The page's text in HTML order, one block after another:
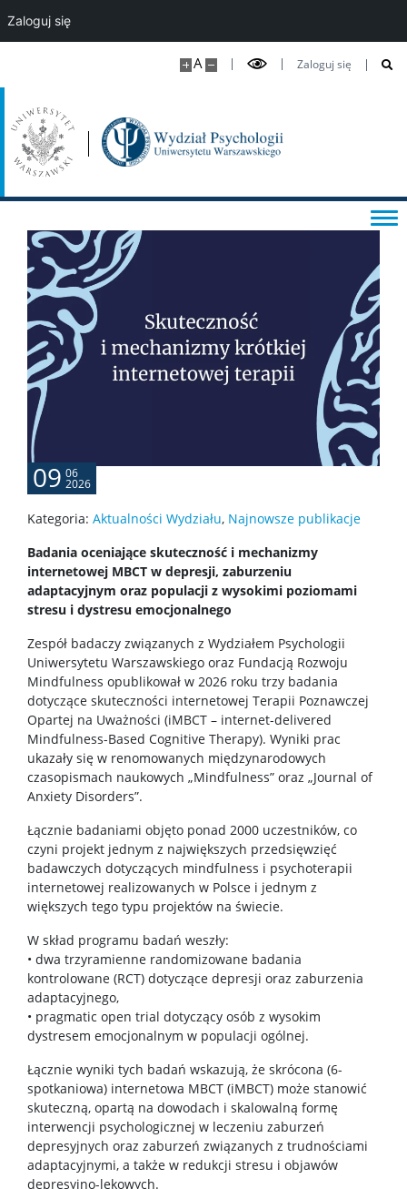
A Zaloguj się
DLA DOKTORANTÓW
Biblioteka
Studia doktorskie w “starym trybie”
Kształcenie doktorantów w “nowym trybie”
DLA PRACOWNIKÓW
NAUKA NA WYDZIALE
Laboratoria wydziałowe
Centrum Diagnozy i Terapii
Centrum Psychologii Dzieci i Młodzieży
Centrum Zastosowań Psychologii
Laboratorium “Niemowlęta”
Laboratorium Psychologii Zwierząt
MRI
MultiLab
Projekty badawcze
Zespoły badawcze
Narzędzia do popularyzacji i komunikacji nauki
Poradniki
09 06
2026
Kategoria: Aktualności Wydziału, Najnowsze publikacje
Badania oceniające skuteczność i mechanizmy
internetowej MBCT w depresji, zaburzeniu
adaptacyjnym oraz populacji z wysokimi poziomami
stresu i dystresu emocjonalnego
Zespół badaczy związanych z Wydziałem Psychologii
Uniwersytetu Warszawskiego oraz Fundacją Rozwoju
Mindfulness opublikował w 2026 roku trzy badania
dotyczące skuteczności internetowej Terapii Poznawczej
Opartej na Uważności (iMBCT – internet-delivered
Mindfulness-Based Cognitive Therapy). Wyniki prac
ukazały się w renomowanych międzynarodowych
czasopismach naukowych „Mindfulness” oraz „Journal of
Anxiety Disorders”.
Łącznie badaniami objęto ponad 2000 uczestników, co
czyni projekt jednym z największych przedsięwzięć
badawczych dotyczących mindfulness i psychoterapii
internetowej realizowanych w Polsce i jednym z
większych tego typu projektów na świecie.
W skład programu badań weszły:
• dwa trzyramienne randomizowane badania
kontrolowane (RCT) dotyczące depresji oraz zaburzenia
adaptacyjnego,
• pragmatic open trial dotyczący osób z wysokim
dystresem emocjonalnym w populacji ogólnej.
Łącznie wyniki tych badań wskazują, że skrócona (6-
spotkaniowa) internetowa MBCT (iMBCT) może stanowić
skuteczną, opartą na dowodach i skalowalną formę
interwencji psychologicznej w leczeniu zaburzeń
depresyjnych oraz zaburzeń związanych z trudnościami
adaptacyjnymi, a także w redukcji stresu i objawów
depresyjno-lękowych.
Zaloguj się